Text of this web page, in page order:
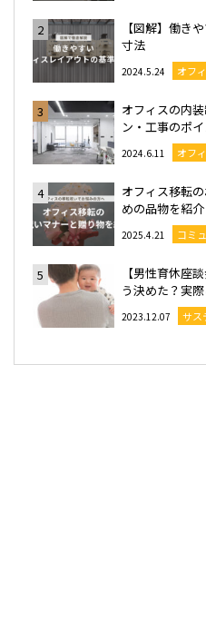
2
【図解】働き
寸法
2024.5.24 オフ
3
オフィスの内
ン・工事のポ
2024.6.11 オフ
4
オフィス移転
めの品物を紹介
2025.4.21 コミ
5
【男性育休座
う決めた？実
2023.12.07 サス